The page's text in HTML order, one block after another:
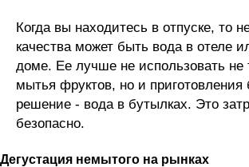
Когда вы находитесь в отпуске, то
качества может быть вода в отеле
доме. Ее лучше не использовать не
мытья фруктов, но и
решение - вода в бутылках. Это
безопасно.
Дегустация немытого на рынках